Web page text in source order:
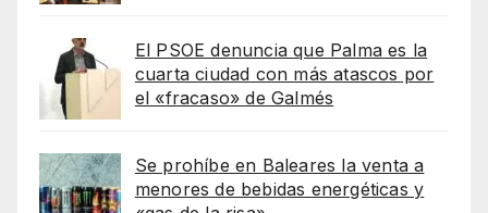
El PSOE denuncia que Palma es la
cuarta ciudad con más atascos por
el «fracaso» de Galmés
Se prohíbe en Baleares la venta a
menores de bebidas energéticas y